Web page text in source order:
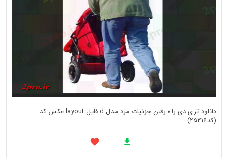
دانلود تری دی راه رفتن جزئیات مرد مدل d فایل layout عکس کد
(کد25216)